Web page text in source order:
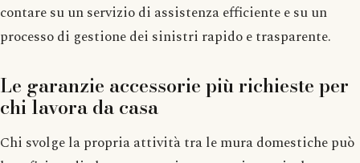
contare su un servizio di assistenza efficiente e su un
processo di gestione dei sinistri rapido e trasparente.
Le garanzie accessorie più richieste per
chi lavora da casa
Chi svolge la propria attività tra le mura domestiche può